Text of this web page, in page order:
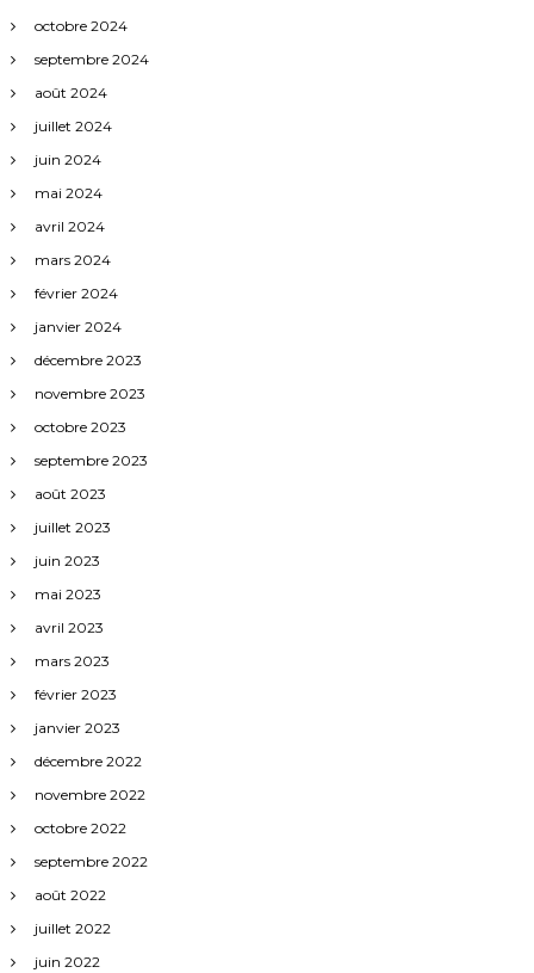
octobre 2024
septembre 2024
août 2024
juillet 2024
juin 2024
mai 2024
avril 2024
mars 2024
février 2024
janvier 2024
décembre 2023
novembre 2023
octobre 2023
septembre 2023
août 2023
juillet 2023
juin 2023
mai 2023
avril 2023
mars 2023
février 2023
janvier 2023
décembre 2022
novembre 2022
octobre 2022
septembre 2022
août 2022
juillet 2022
juin 2022